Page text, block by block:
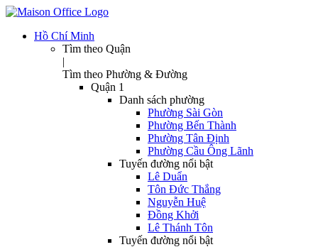
Hồ Chí Minh
Tìm theo Quận
|
Tìm theo Phường & Đường
Quận 1
Danh sách phường
Phường Sài Gòn
Phường Bến Thành
Phường Tân Định
Phường Cầu Ông Lãnh
Tuyến đường nổi bật
Lê Duẩn
Tôn Đức Thắng
Nguyễn Huệ
Đồng Khởi
Lê Thánh Tôn
Tuyến đường nổi bật